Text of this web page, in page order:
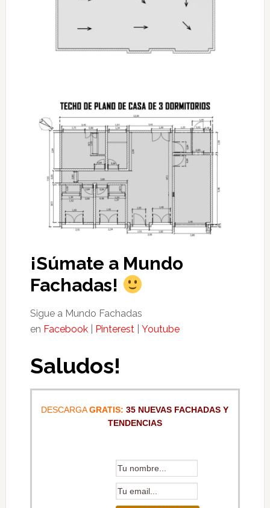
¡Súmate a Mundo
Fachadas!
Sigue a Mundo Fachadas
en Facebook| Pinterest| Youtube
Saludos!
DESCARGAGRATIS: 35 NUEVAS FACHADAS Y
TENDENCIAS